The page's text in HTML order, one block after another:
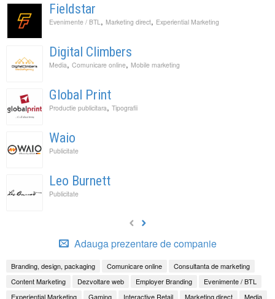
Fieldstar
Evenimente / BTL , Marketing direct, Experiential Marketing
Digital Climbers
Media, Comunicare online, Mobile marketing
Global Print
Productie publicitara, Tipografii
Waio
Publicitate
Leo Burnett
Publicitate
Adauga prezentare de companie
Branding, design, packaging Comunicare online
Consultanta de marketing
Content Marketing
Dezvoltare web Employer Branding
Evenimente / BTL
Experiential Marketing
Gaming Interactive Retail Marketing direct Media